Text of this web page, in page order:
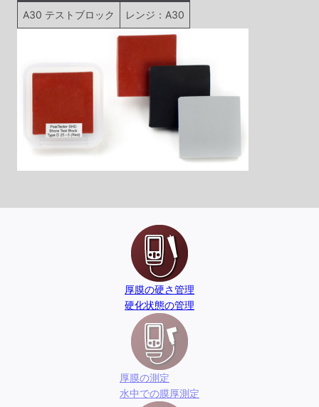
厚膜の測定
水中での膜厚測定
厚膜の硬さ管理
硬化状態の管理
A30 テストブロック レンジ：A30